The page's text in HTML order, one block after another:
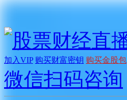
加入VIP 购买财富密钥 购买金股包
微信扫码咨询